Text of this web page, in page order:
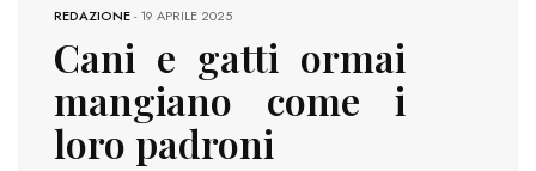
REDAZIONE-19 APRILE 2025
Cani e gatti ormai
mangiano come i
loro padroni